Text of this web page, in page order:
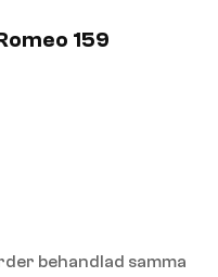
159
behandlad samma